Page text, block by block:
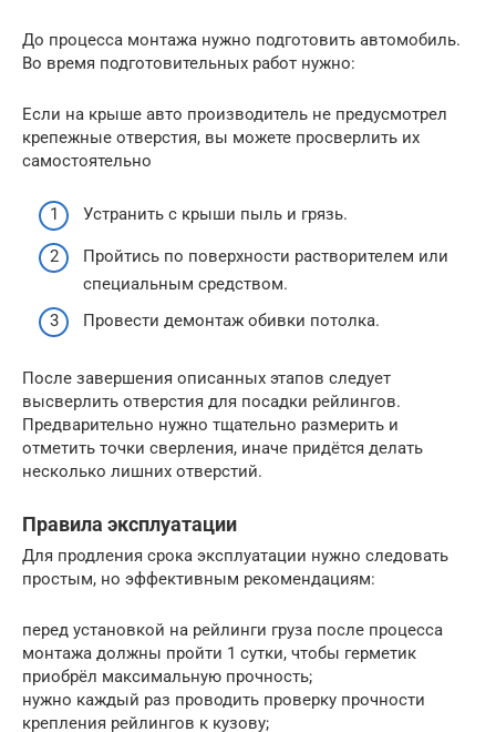
До процесса монтажа нужно подготовить автомобиль.
Во время подготовительных работ нужно:
Если на крыше авто производитель не предусмотрел
крепежные отверстия, вы можете просверлить их
самостоятельно
Устранить с крыши пыль и грязь.
Пройтись по поверхности растворителем или
специальным средством.
Провести демонтаж обивки потолка.
После завершения описанных этапов следует
высверлить отверстия для посадки рейлингов.
Предварительно нужно тщательно размерить и
отметить точки сверления, иначе придётся делать
несколько лишних отверстий.
Правила эксплуатации
Для продления срока эксплуатации нужно следовать
простым, но эффективным рекомендациям:
перед установкой на рейлинги груза после процесса
монтажа должны пройти 1 сутки, чтобы герметик
приобрёл максимальную прочность;
нужно каждый раз проводить проверку прочности
крепления рейлингов к кузову;